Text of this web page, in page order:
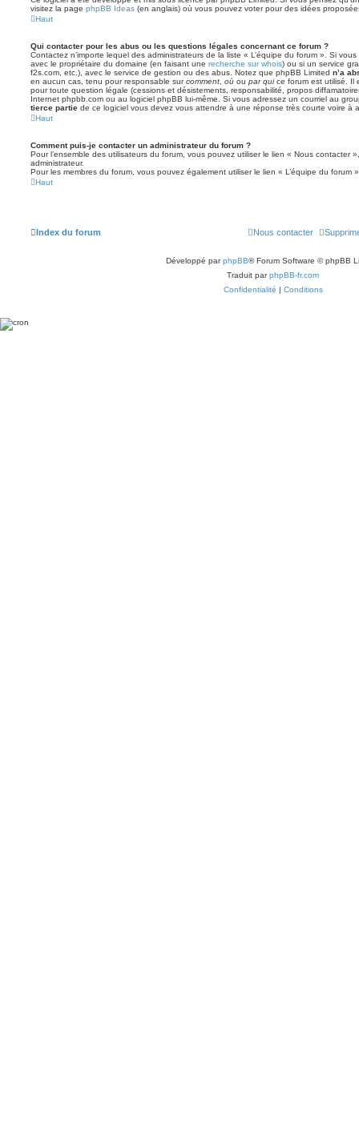
visitez la page phpBB Ideas (en anglais) où vous pouvez voter pour des idées
Haut
Qui contacter pour les abus ou les questions légales concernant ce forum ?
Contactez n’importe lequel des administrateurs de la liste « L’équipe du forum ». Si
avec le propriétaire du domaine (en faisant une recherche sur whois) ou si un service
f2s.com, etc.), avec le service de gestion ou des abus. Notez que phpBB Limited n’a
en aucun cas, tenu pour responsable surcomment où ou par quice forum est utilisé. Il
pour toute question légale (cessions et désistements, responsabilité, propos
Internet phpbb.com ou au logiciel phpBB lui-même. Si vous adressez un courriel au
tierce partie de ce logiciel vous devez vous attendre à une réponse très courte voire à
Haut
Comment puis-je contacter un administrateur du forum ?
Pour l’ensemble des utilisateurs du forum, vous pouvez utiliser le lien « Nous contacter
administrateur.
Pour les membres du forum, vous pouvez également utiliser le lien « L’équipe du forum
Haut
Index du forum Nous contacter
Développé parphpBB® Forum Software © phpBB
Traduit parphpBB-fr.com
Confidentialité | Conditions